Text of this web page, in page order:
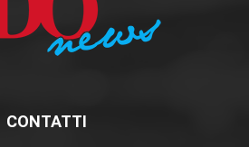
CONTATTI